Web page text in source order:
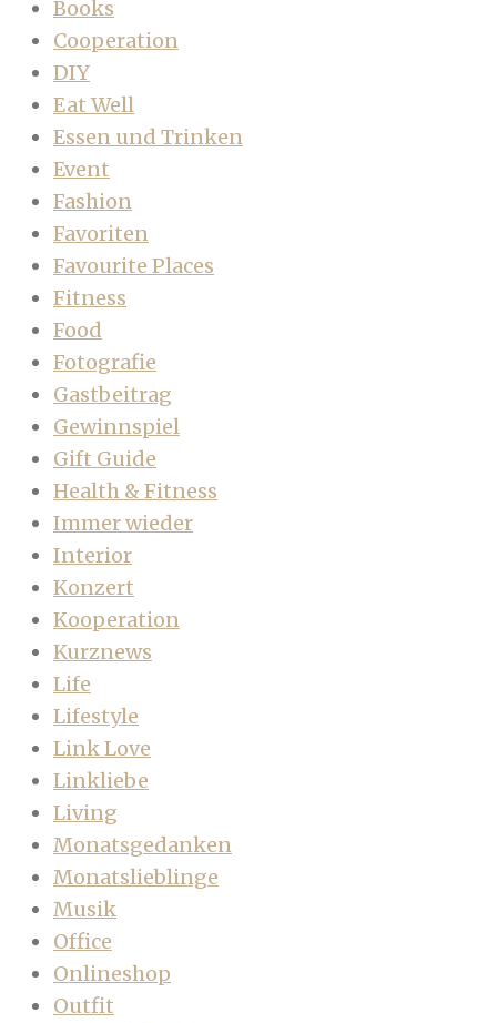
Books
Cooperation
DIY
Eat Well
Essen und Trinken
Event
Fashion
Favoriten
Favourite Places
Fitness
Food
Fotografie
Gastbeitrag
Gewinnspiel
Gift Guide
Health & Fitness
Immer wieder
Interior
Konzert
Kooperation
Kurznews
Life
Lifestyle
Link Love
Linkliebe
Living
Monatsgedanken
Monatslieblinge
Musik
Office
Onlineshop
Outfit